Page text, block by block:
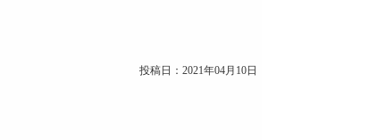
投稿日：2021年04月10日